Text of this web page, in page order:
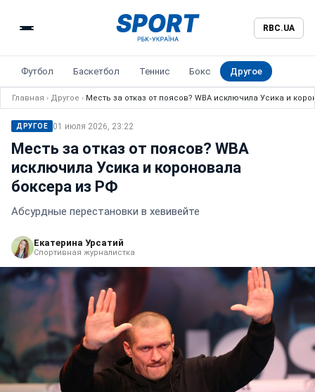
RBC.UA
Футбол Баскетбол Теннис Бокс Другое
Главная › Другое › Месть за отказ от поясов? WBA исключила Усика и
ДРУГОЕ 01 июля 2026, 23:22
Месть за отказ от поясов? WBA
исключила Усика и короновала
боксера из РФ
Абсурдные перестановки в хевивейте
Екатерина Урсатий
Спортивная журналистка